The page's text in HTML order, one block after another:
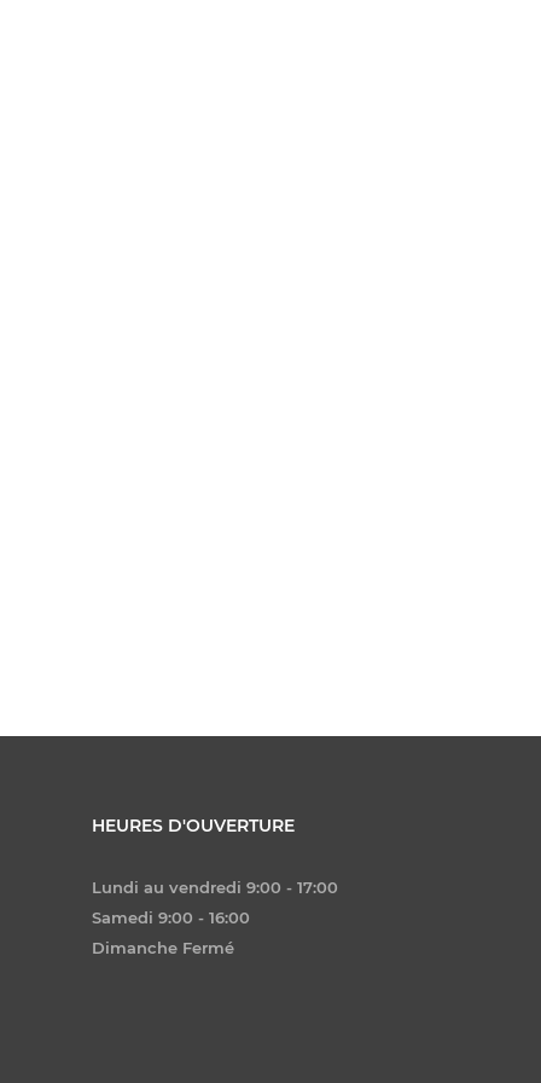
HEURES D'OUVERTURE
Lundi au vendredi 9:00 - 17:00
Samedi 9:00 - 16:00
Dimanche Fermé